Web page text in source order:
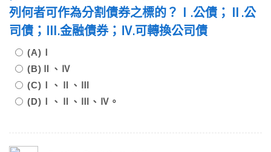
列何者可作為分割債券之標的？Ⅰ.公債；Ⅱ.公
司債；Ⅲ.金融債券；Ⅳ.可轉換公司債
(A)Ⅰ
(B)Ⅱ、Ⅳ
(C)Ⅰ、Ⅱ、Ⅲ
(D)Ⅰ、Ⅱ、Ⅲ、Ⅳ。